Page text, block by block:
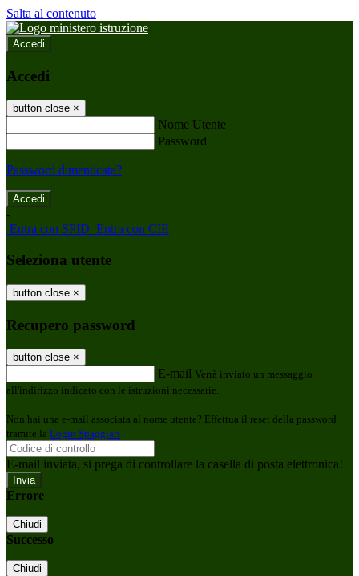
Salta al contenuto
Accedi
Accedi
button close ×
Nome Utente
Password
Password dimenticata?
-
Entra con SPID Entra con CIE
Seleziona utente
button close ×
Recupero password
button close ×
E-mail Verrà inviato un messaggio
all'indirizzo indicato con le istruzioni necessarie.
Non hai una e-mail associata al nome utente? Effettua il reset della password
tramite la Login Spaggiari
E-mail inviata, si prega di controllare la casella di posta elettronica!
Errore
Chiudi
Successo
Chiudi